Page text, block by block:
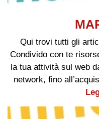
Qui trovi tutti gli
Condivido con te
la tua attività sul web
network, fino